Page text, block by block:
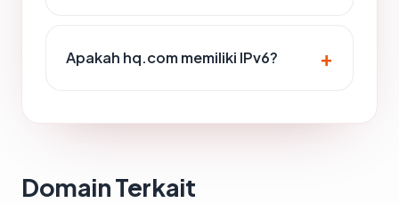
Apakah hq.com memiliki IPv6?
Domain Terkait